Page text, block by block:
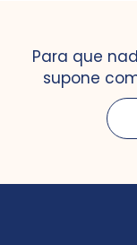
Para que
supone